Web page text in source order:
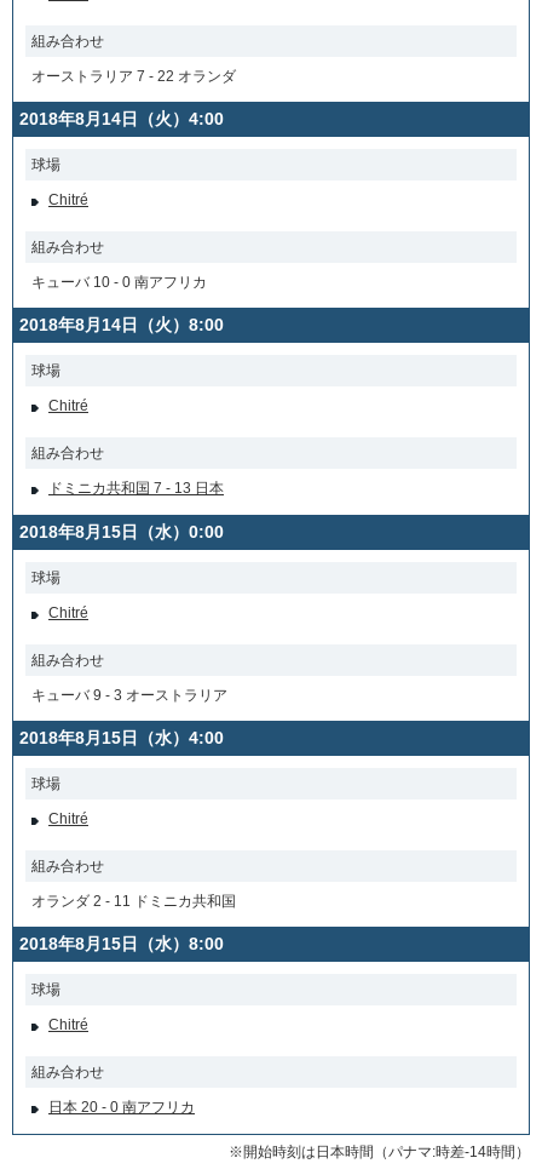
組み合わせ
オーストラリア 7 - 22 オランダ
2018年8月14日（火）4:00
球場
Chitré
組み合わせ
キューバ 10 - 0 南アフリカ
2018年8月14日（火）8:00
球場
Chitré
組み合わせ
ドミニカ共和国 7 - 13 日本
2018年8月15日（水）0:00
球場
Chitré
組み合わせ
キューバ 9 - 3 オーストラリア
2018年8月15日（水）4:00
球場
Chitré
組み合わせ
オランダ 2 - 11 ドミニカ共和国
2018年8月15日（水）8:00
球場
Chitré
組み合わせ
日本 20 - 0 南アフリカ
※開始時刻は日本時間（パナマ:時差-14時間）